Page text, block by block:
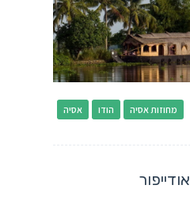
אסיה הודו מחוזות אסיה
אודייפור